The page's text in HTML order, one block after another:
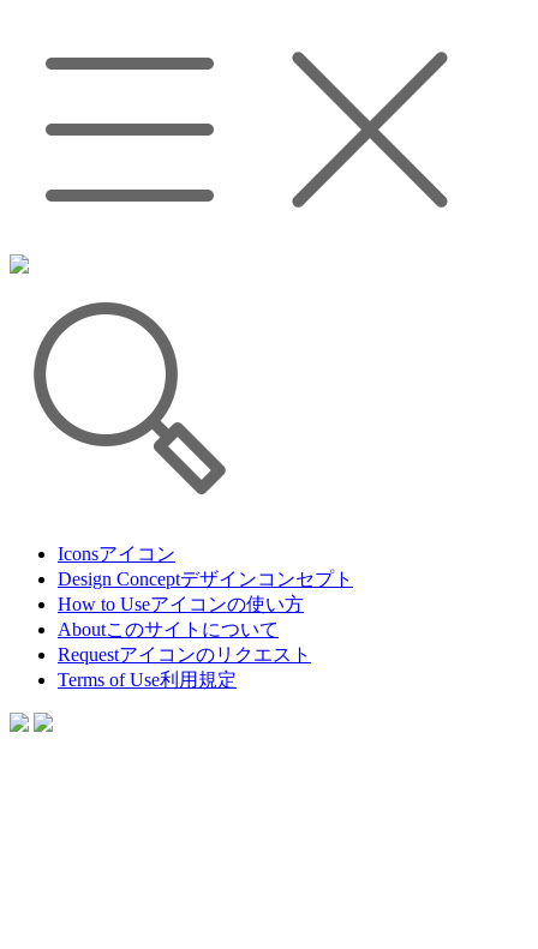
Iconsアイコン
Design Conceptデザインコンセプト
How to Useアイコンの使い方
Aboutこのサイトについて
Requestアイコンのリクエスト
Terms of Use利用規定